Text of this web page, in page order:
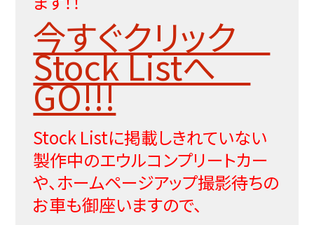
今すぐクリック
Stock Listへ
GO!!!
Stock Listに掲載しきれていない
製作中のエウルコンプリートカー
や、ホームページアップ撮影待ちの
お車も御座いますので、